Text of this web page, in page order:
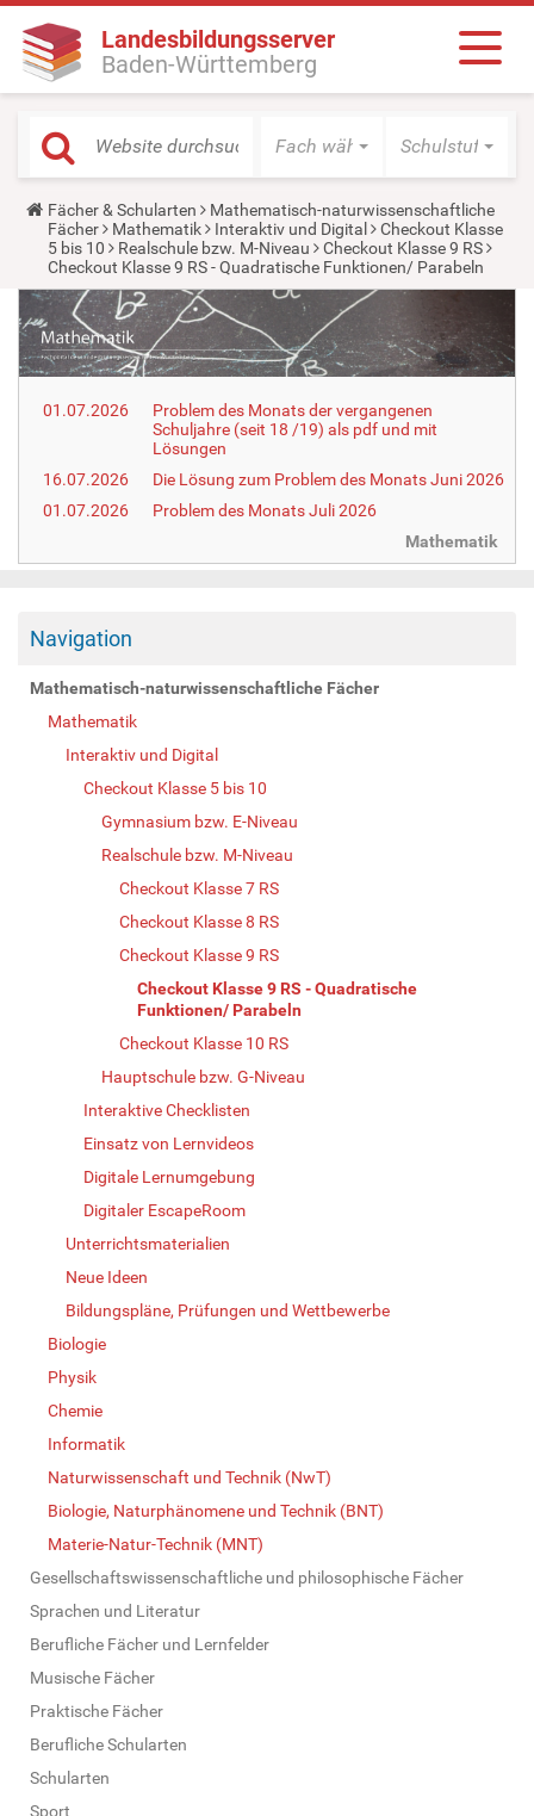
Landesbildungsserver
Baden-Württemberg
Fach wählen Schulstufe
Y
o
u
a
r
e
h
e
r
e
Fächer & Schularten
Mathematisch-naturwissenschaftliche
Fächer
Mathematik Interaktiv und Digital
Checkout Klasse
5 bis 10
Realschule bzw. M-Niveau
Checkout Klasse 9 RS
Checkout Klasse 9 RS - Quadratische Funktionen/ Parabeln
01.07.2026
Problem des Monats der vergangenen
Schuljahre (seit 18 /19) als pdf und mit
Lösungen
16.07.2026
Die Lösung zum Problem des Monats Juni 2026
01.07.2026
Problem des Monats Juli 2026
Mathematik
Navigation
Mathematisch-naturwissenschaftliche Fächer
Mathematik
Interaktiv und Digital
Checkout Klasse 5 bis 10
Gymnasium bzw. E-Niveau
Realschule bzw. M-Niveau
Checkout Klasse 7 RS
Checkout Klasse 8 RS
Checkout Klasse 9 RS
Checkout Klasse 9 RS - Quadratische
Funktionen/ Parabeln
Checkout Klasse 10 RS
Hauptschule bzw. G-Niveau
Interaktive Checklisten
Einsatz von Lernvideos
Digitale Lernumgebung
Digitaler EscapeRoom
Unterrichtsmaterialien
Neue Ideen
Bildungspläne, Prüfungen und Wettbewerbe
Biologie
Physik
Chemie
Informatik
Naturwissenschaft und Technik (NwT)
Biologie, Naturphänomene und Technik (BNT)
Materie-Natur-Technik (MNT)
Gesellschaftswissenschaftliche und philosophische Fächer
Sprachen und Literatur
Berufliche Fächer und Lernfelder
Musische Fächer
Praktische Fächer
Berufliche Schularten
Schularten
Sport